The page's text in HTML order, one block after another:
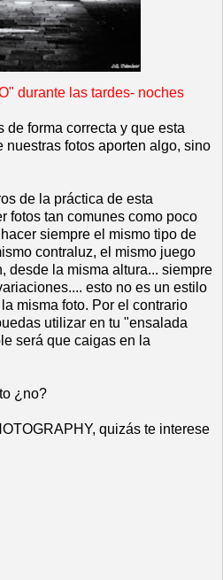
durante las tardes- noches
de forma correcta y que esta
fotos aporten algo, sino
de la práctica de esta
fotos tan comunes como poco
siempre el mismo tipo de
contraluz, el mismo juego
desde la misma altura... siempre
esto no es un estilo
misma foto. Por el contrario
utilizar en tu "ensalada
será que caigas en la
¿no?
quizás te interese